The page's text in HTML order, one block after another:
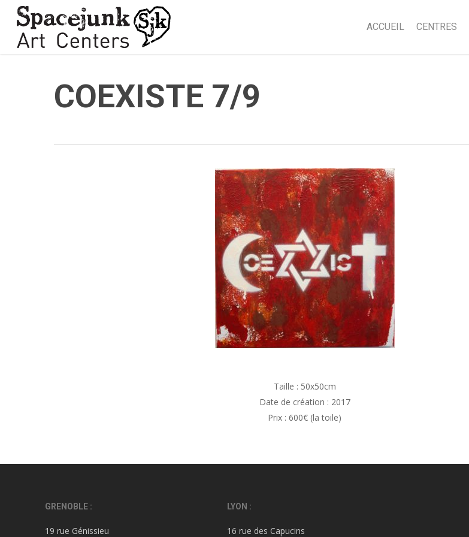
ACCUEIL CENTRES
COEXISTE 7/9
Taille : 50x50cm
Date de création : 2017
Prix : 600€ (la toile)
GRENOBLE :
19 rue Génissieu
LYON :
16 rue des Capucins